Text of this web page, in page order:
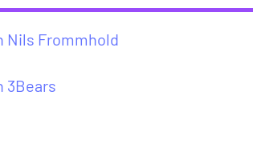
Nils Frommhold
3Bears